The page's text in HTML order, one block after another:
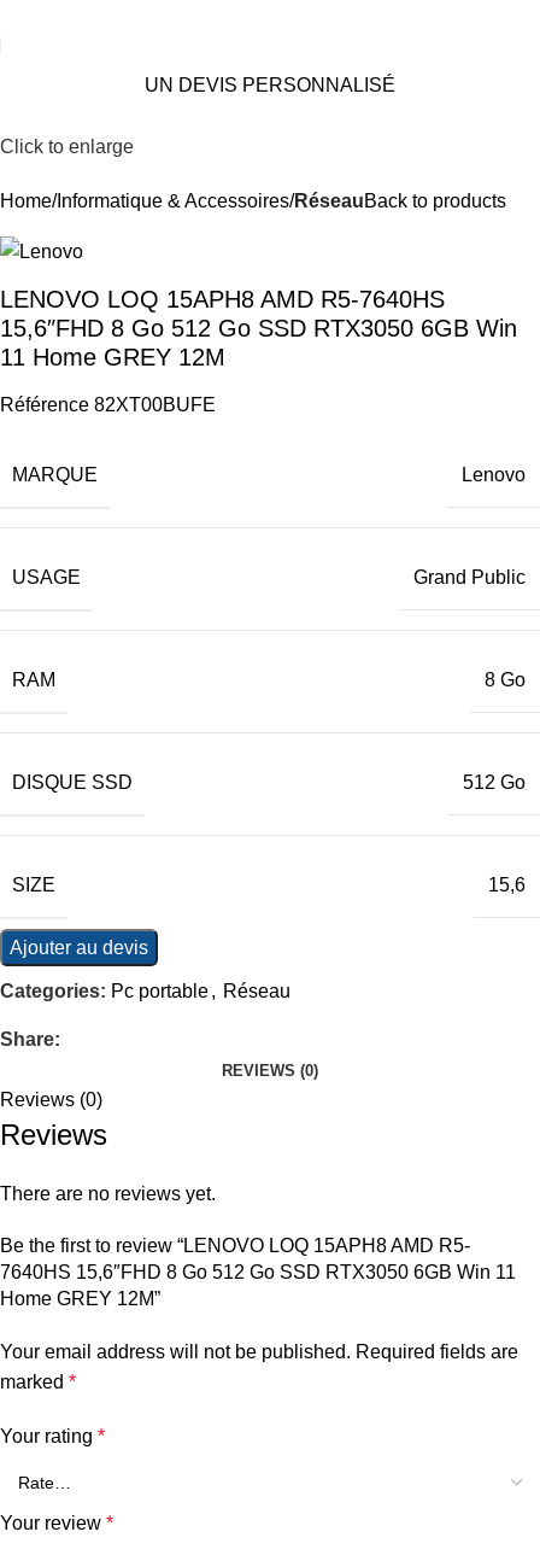
UN DEVIS PERSONNALISÉ
Click to enlarge
Home Informatique & Accessoires RéseauBack to products
LENOVO LOQ 15APH8 AMD R5-7640HS
15,6″FHD 8 Go 512 Go SSD RTX3050 6GB Win
11 Home GREY 12M
Référence 82XT00BUFE
MARQUE Lenovo
USAGE Grand Public
RAM 8 Go
DISQUE SSD 512 Go
SIZE 15,6
Ajouter au devis
Categories: Pc portable, Réseau
Share:
REVIEWS (0)
Reviews (0)
Reviews
There are no reviews yet.
Be the first to review “LENOVO LOQ 15APH8 AMD R5-
7640HS 15,6″FHD 8 Go 512 Go SSD RTX3050 6GB Win 11
Home GREY 12M”
Your email address will not be published. Required fields are
marked *
Your rating *
Your review *